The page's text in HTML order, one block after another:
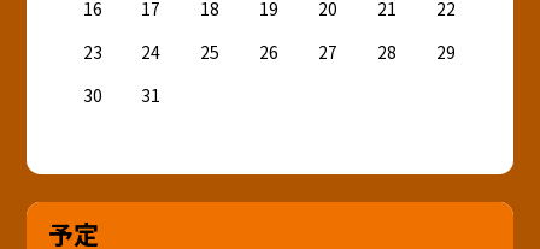
16
17 18 19 20 21
22
23
24 25 26 27 28
29
30
31
予定